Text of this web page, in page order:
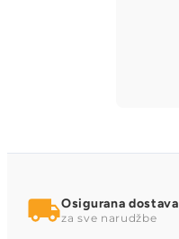
Osigurana dostava
za sve narudžbe